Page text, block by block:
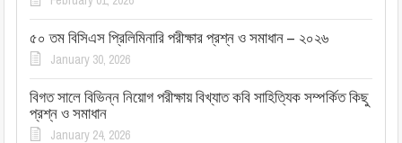
৫০ তম বিসিএস প্রিলিমিনারি পরীক্ষার প্রশ্ন ও সমাধান – ২০২৬
January 30, 2026
বিগত সালে বিভিন্ন নিয়োগ পরীক্ষায় বিখ্যাত কবি সাহিত্যিক সম্পর্কিত কিছু
প্রশ্ন ও সমাধান
January 24, 2026